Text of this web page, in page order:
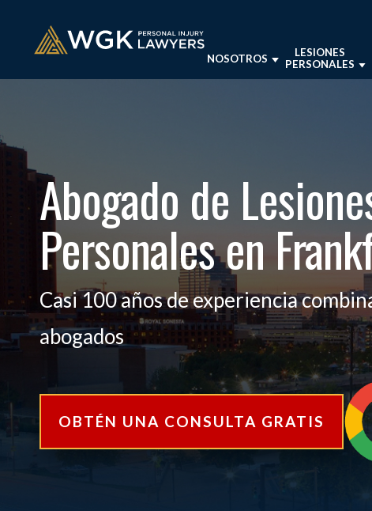
NOSOTROS
OPINIONES DE CLIENTES
LESIONES PERSONALES
RECURSOS SOBRE
PERSONALES EN
RESULTADOS
LESIONES
PERSONALES
ABOGADO
VER TODAS
PRÁCTICA
Abogado de
Personales en
Casi 100 años de experiencia
abogados
OBTÉN UNA CONSULTA GRATIS